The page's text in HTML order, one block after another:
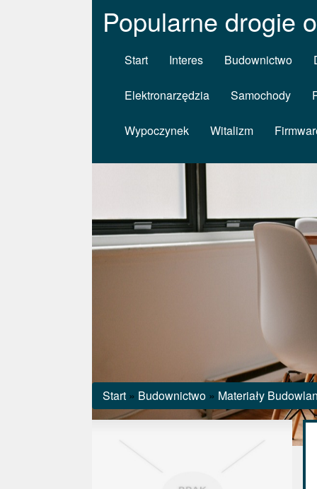
Popularne drogie
Start Interes Budownictwo
Elektronarzędzia Samochody
Wypoczynek Witalizm
Start » Budownictwo » Materiały